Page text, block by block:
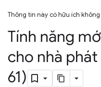
Thông tin này có hữu ích
Tính năng
cho nhà
61)